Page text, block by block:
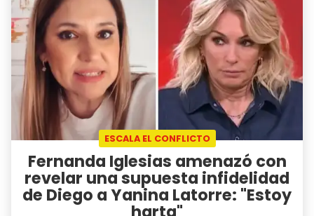
ESCALA EL CONFLICTO
Fernanda Iglesias amenazó con
revelar una supuesta infidelidad
de Diego a Yanina Latorre: "Estoy